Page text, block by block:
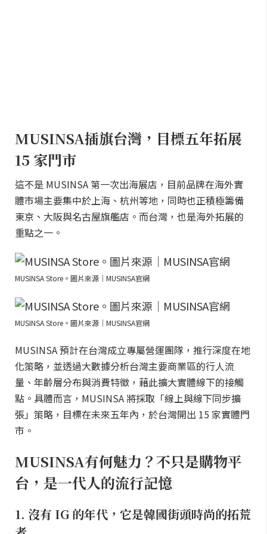
MUSINSA插旗台灣，目標五年拓展
15 家門市
這不是 MUSINSA 第一次出海展店，目前品牌在海外實
體市場主要集中於上海、杭州等地，同時也正積極籌備
東京、大阪與名古屋旗艦店。而台灣，也是海外拓展的
重點之一。
MUSINSA Store。圖片來源｜MUSINSA官網
MUSINSA Store。圖片來源｜MUSINSA官網
MUSINSA 預計在台灣成立專屬營運團隊，推行深度在地
化策略，並透過大數據分析台灣主要商業區的行人流
量、年齡層分布與消費特徵，藉此擴大實體線下的接觸
點。具體而言，MUSINSA 將採取「線上與線下同步擴
張」策略，目標在未來五年內，於台灣開出 15 家實體門
市。
MUSINSA有何魅力？不只是購物平
台，是一代人的流行記憶
1. 沒有 IG 的年代，它是韓國街頭時尚的拓荒